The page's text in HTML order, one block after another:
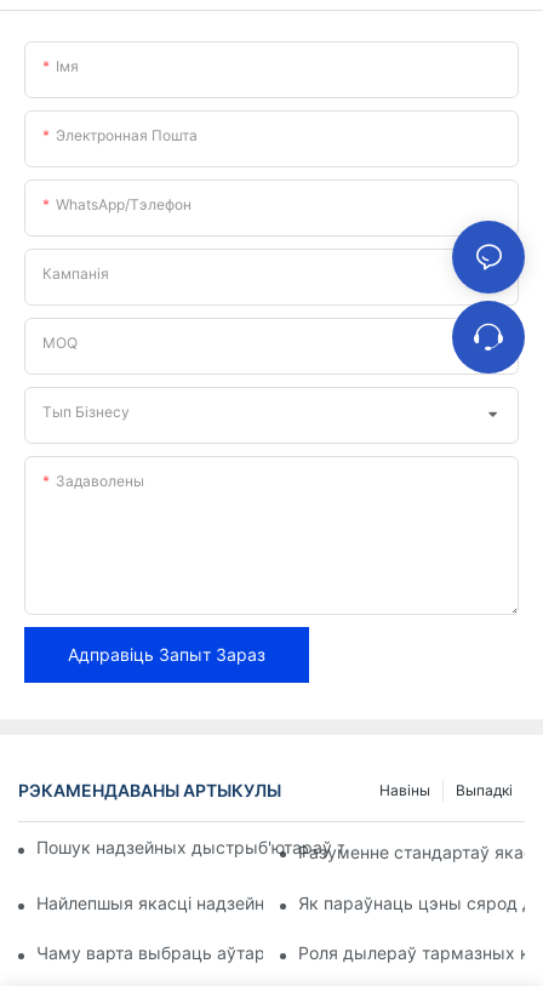
Імя
Электронная Пошта
WhatsApp/тэлефон
Кампанія
MOQ
Тып Бізнесу
Задаволены
Адправіць Запыт Зараз
РЭКАМЕНДАВАНЫ АРТЫКУЛЫ Выпадкі
Навіны
Пошук надзейных дыстрыб'ютараў тармазных калодак для
Разуменне стандартаў
Найлепшыя якасці надзейнага дылера тармазных калодак
Як параўнаць цэны сярод
Чаму варта выбраць аўтарызаванага дылера тармазных
Роля дылераў тармазных